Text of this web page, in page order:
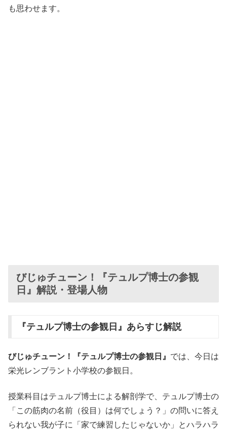
も思わせます。
びじゅチューン！『テュルプ博士の参観
日』解説・登場人物
『テュルプ博士の参観日』あらすじ解説
びじゅチューン！『テュルプ博士の参観日』 では、今日は
栄光レンブラント小学校の参観日。
授業科目はテュルプ博士による解剖学で、テュルプ博士の
「この筋肉の名前（役目）は何でしょう？」の問いに答え
られない我が子に「家で練習したじゃないか」とハラハラ